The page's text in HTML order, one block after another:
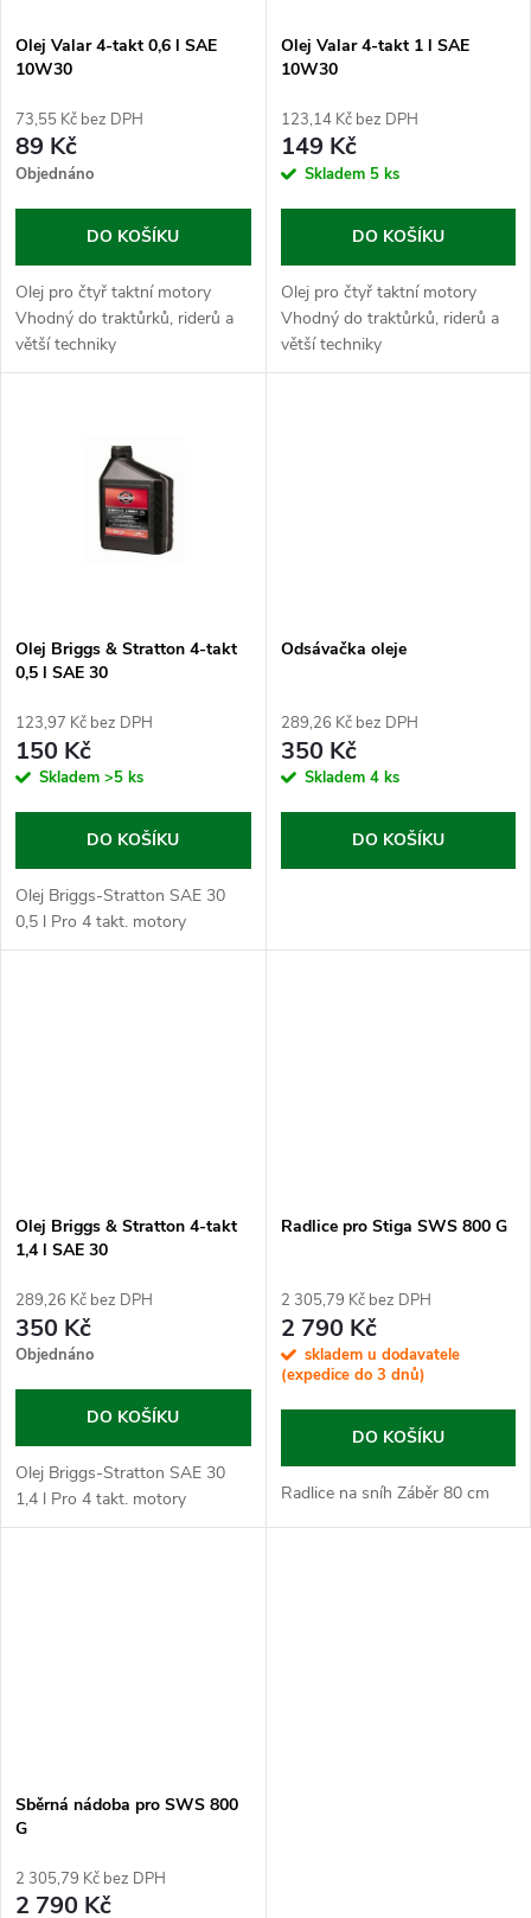
p
r
o
u
k
s
p
r
o
d
u
k
Olej Valar 4-takt 0,6 l SAE
10W30
73,55 Kč bez DPH
89 Kč
Objednáno
DO KOŠÍKU
Olej pro čtyř taktní motory
Vhodný do traktůrků, riderů a
větší techniky
Olej Valar 4-takt 1 l SAE
10W30
123,14 Kč bez DPH
149 Kč
Skladem 5 ks
DO KOŠÍKU
Olej pro čtyř taktní motory
Vhodný do traktůrků, riderů a
větší techniky
Olej Briggs & Stratton 4-takt
0,5 l SAE 30
123,97 Kč bez DPH
150 Kč
Skladem >5 ks
DO KOŠÍKU
Olej Briggs-Stratton SAE 30
0,5 l Pro 4 takt. motory
Odsávačka oleje
289,26 Kč bez DPH
350 Kč
Skladem 4 ks
DO KOŠÍKU
Olej Briggs & Stratton 4-takt
1,4 l SAE 30
289,26 Kč bez DPH
350 Kč
Objednáno
DO KOŠÍKU
Olej Briggs-Stratton SAE 30
1,4 l Pro 4 takt. motory
Radlice pro Stiga SWS 800 G
2 305,79 Kč bez DPH
2 790 Kč
skladem u dodavatele
(expedice do 3 dnů)
DO KOŠÍKU
Radlice na sníh Záběr 80 cm
Sběrná nádoba pro SWS 800
G
2 305,79 Kč bez DPH
2 790 Kč